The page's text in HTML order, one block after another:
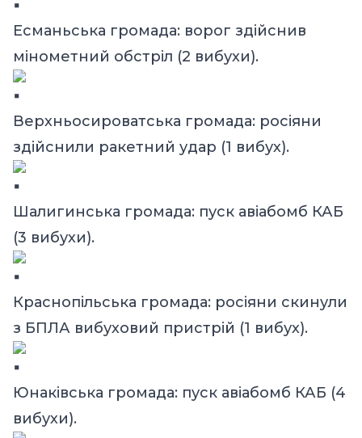
Есманьська громада: ворог здійснив
мінометний обстріл (2 вибухи).
Верхньосироватська громада: росіяни
здійснили ракетний удар (1 вибух).
Шалигинська громада: пуск авіабомб КАБ
(3 вибухи).
Краснопільська громада: росіяни скинули
з БПЛА вибуховий пристрій (1 вибух).
Юнаківська громада: пуск авіабомб КАБ (4
вибухи).